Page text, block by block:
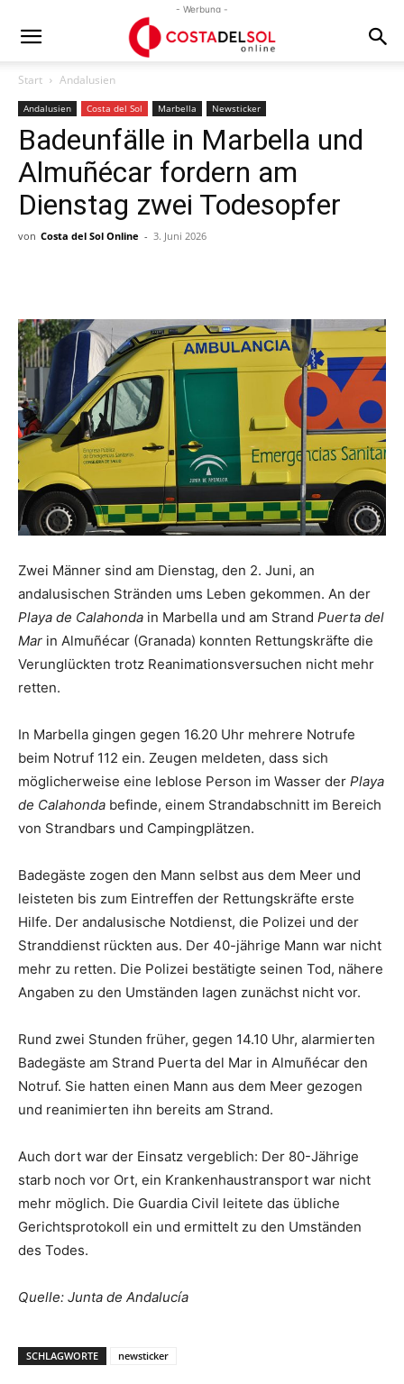
- Werbung -
Start Andalusien
Andalusien Costa del Sol Marbella Newsticker
Badeunfälle in Marbella und
Almuñécar fordern am
Dienstag zwei Todesopfer
von Costa del Sol Online - 3. Juni 2026
Zwei Männer sind am Dienstag, den 2. Juni, an
andalusischen Stränden ums Leben gekommen. An der
Playa de Calahonda in Marbella und am Strand Puerta del
Mar in Almuñécar (Granada) konnten Rettungskräfte die
Verunglückten trotz Reanimationsversuchen nicht mehr
retten.
In Marbella gingen gegen 16.20 Uhr mehrere Notrufe
beim Notruf 112 ein. Zeugen meldeten, dass sich
möglicherweise eine leblose Person im Wasser der Playa
de Calahonda befinde, einem Strandabschnitt im Bereich
von Strandbars und Campingplätzen.
Badegäste zogen den Mann selbst aus dem Meer und
leisteten bis zum Eintreffen der Rettungskräfte erste
Hilfe. Der andalusische Notdienst, die Polizei und der
Stranddienst rückten aus. Der 40-jährige Mann war nicht
mehr zu retten. Die Polizei bestätigte seinen Tod, nähere
Angaben zu den Umständen lagen zunächst nicht vor.
Rund zwei Stunden früher, gegen 14.10 Uhr, alarmierten
Badegäste am Strand Puerta del Mar in Almuñécar den
Notruf. Sie hatten einen Mann aus dem Meer gezogen
und reanimierten ihn bereits am Strand.
Auch dort war der Einsatz vergeblich: Der 80-Jährige
starb noch vor Ort, ein Krankenhaustransport war nicht
mehr möglich. Die Guardia Civil leitete das übliche
Gerichtsprotokoll ein und ermittelt zu den Umständen
des Todes.
Quelle: Junta de Andalucía
SCHLAGWORTE newsticker